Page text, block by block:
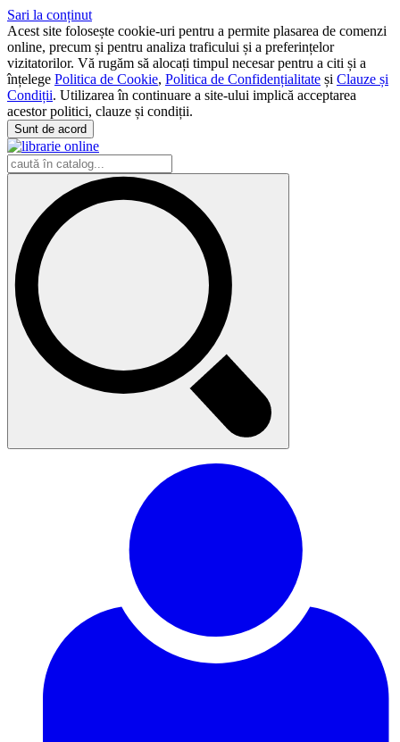
Sari la conținut
Acest site folosește cookie-uri pentru a permite plasarea de comenzi
online, precum și pentru analiza traficului și a preferințelor
vizitatorilor. Vă rugăm să alocați timpul necesar pentru a citi și a
înțelege Politica de Cookie, Politica de Confidențialitate și Clauze și
Condiții. Utilizarea în continuare a site-ului implică acceptarea
acestor politici, clauze și condiții.
Sunt de acord